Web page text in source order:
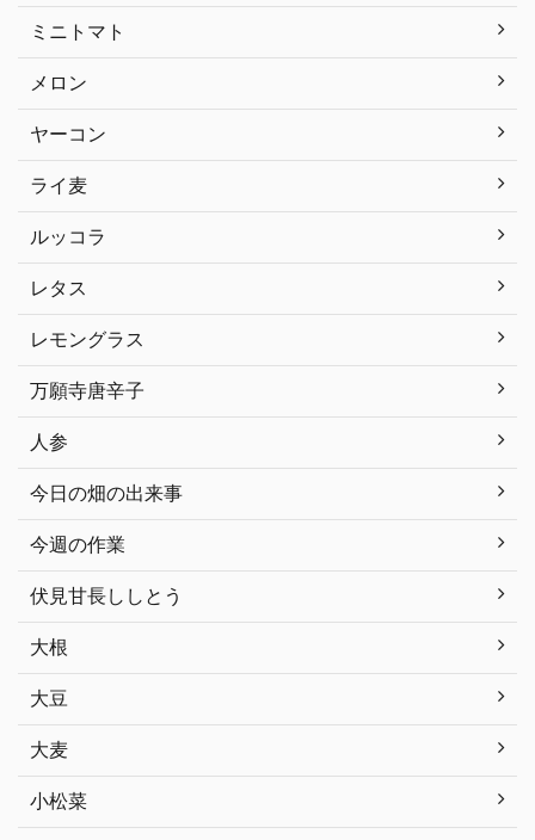
ミニトマト
メロン
ヤーコン
ライ麦
ルッコラ
レタス
レモングラス
万願寺唐辛子
人参
今日の畑の出来事
今週の作業
伏見甘長ししとう
大根
大豆
大麦
小松菜